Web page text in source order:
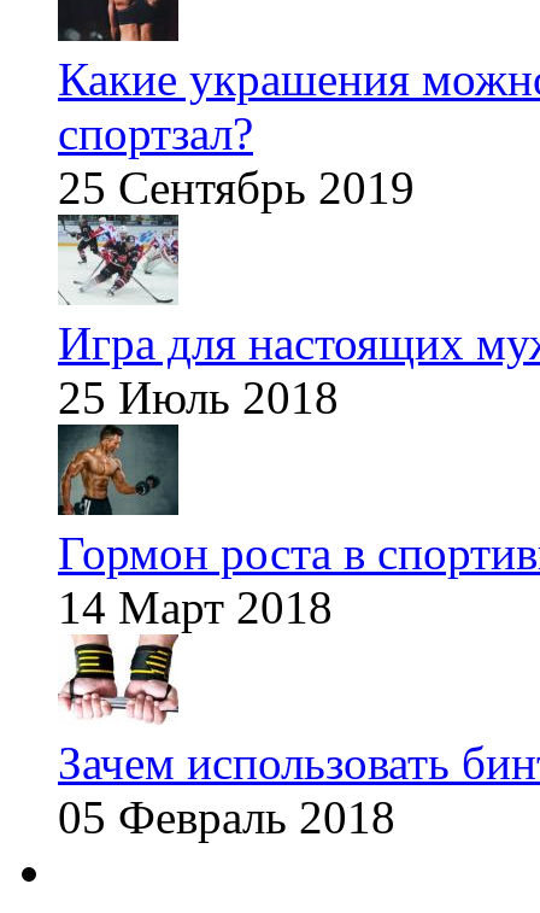
Какие украшения
спортзал?
25 Сентябрь 2019
Игра для настоящих
25 Июль 2018
Гормон роста в
14 Март 2018
Зачем использовать
05 Февраль 2018